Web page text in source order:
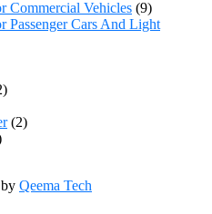
Commercial Vehicles (9)
Passenger Cars And Light
(2)
Qeema Tech